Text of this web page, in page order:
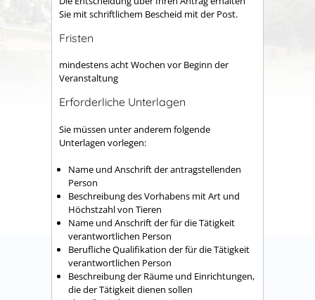
Sie mit schriftlichem Bescheid mit der Post.
Fristen
mindestens acht Wochen vor Beginn der
Veranstaltung
Erforderliche Unterlagen
Sie müssen unter anderem folgende
Unterlagen vorlegen:
Name und Anschrift der antragstellenden
Person
Beschreibung des Vorhabens mit Art und
Höchstzahl von Tieren
Name und Anschrift der für die Tätigkeit
verantwortlichen Person
Berufliche Qualifikation der für die Tätigkeit
verantwortlichen Person
Beschreibung der Räume und Einrichtungen,
die der Tätigkeit dienen sollen